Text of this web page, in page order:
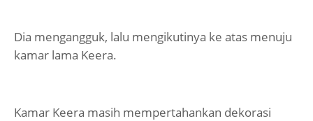
Dia mengangguk, lalu mengikutinya ke atas menuju
kamar lama Keera.
Kamar Keera masih mempertahankan dekorasi